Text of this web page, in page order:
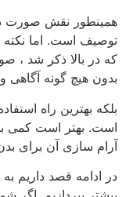
همینطور نقش صورت در
توصیف است. اما نکته
که در بالا ذکر شد ،
بدون هیچ گونه آگاهی و
بلکه بهترین راه
است. بهتر است کمی
آرام سازی آن برای بدن
در ادامه قصد داریم به